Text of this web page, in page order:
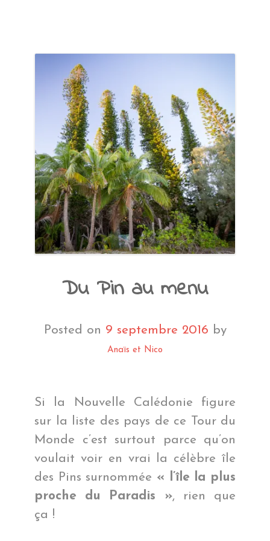
PRÉSENTATION
AVANT DE PARTIR
CARNET DE ROUTE
EN IMAGES
NOS BONNES ADRESSES
Du Pin au menu
Posted on 9 septembre 2016 by
Anaïs et Nico
Si la Nouvelle Calédonie figure
sur la liste des pays de ce Tour du
Monde c’est surtout parce qu’on
voulait voir en vrai la célèbre île
des Pins surnommée « l’île la plus
proche du Paradis », rien que
ça !